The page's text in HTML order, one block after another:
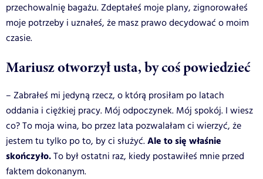
przechowalnię bagażu. Zdeptałeś moje plany, zignorowałeś
moje potrzeby i uznałeś, że masz prawo decydować o moim
czasie.
Mariusz otworzył usta, by coś powiedzieć
– Zabrałeś mi jedyną rzecz, o którą prosiłam po latach
oddania i ciężkiej pracy. Mój odpoczynek. Mój spokój. I wiesz
co? To moja wina, bo przez lata pozwalałam ci wierzyć, że
jestem tu tylko po to, by ci służyć.Ale to się właśnie
skończyło.To był ostatni raz, kiedy postawiłeś mnie przed
faktem dokonanym.